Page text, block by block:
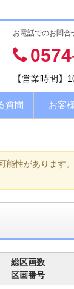
お電話でのお問合
【営業時間】
質問 お客
能性があります。
総区画数
区画番号